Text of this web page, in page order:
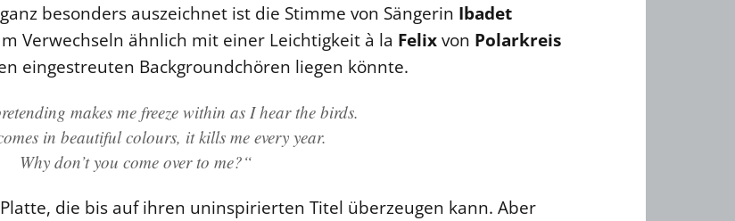
besonders auszeichnet ist die Stimme von Sängerin Ibadet
Verwechseln ähnlich mit einer Leichtigkeit à la Felixvon Polarkreis
eingestreuten Backgroundchören liegen könnte.
makes me freeze within as I hear the birds.
in beautiful colours, it kills me every year.
Why don’t you come over to me?“
die bis auf ihren uninspirierten Titel überzeugen kann. Aber